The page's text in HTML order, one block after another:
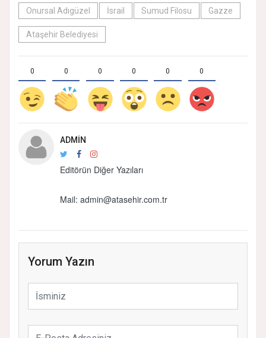
Onursal Adıgüzel
İsrail Sumud Filosu Gazze
Ataşehir Belediyesi
0 0 0 0 0 0
ADMIN
Editörün Diğer Yazıları
Mail: admin@atasehir.com.tr
Yorum Yazın